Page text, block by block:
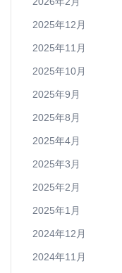
2025年12月
2025年11月
2025年10月
2025年9月
2025年8月
2025年4月
2025年3月
2025年2月
2025年1月
2024年12月
2024年11月